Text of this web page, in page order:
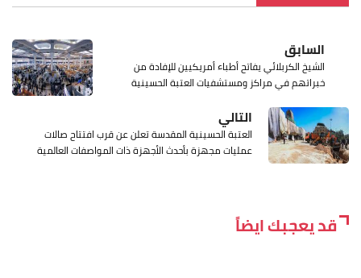
السابق
الشيخ الكربلائي يفاتح أطباء أمريكيين للإفادة من
خبراتهم في مراكز ومستشفيات العتبة الحسينية
التالي
العتبة الحسينية المقدسة تعلن عن قرب افتتاح صالات
عمليات مجهزة بأحدث الأجهزة ذات المواصفات العالمية
قد يعجبك ايضاً